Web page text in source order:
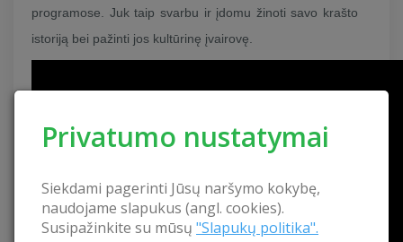
Privatumo nustatymai
Siekdami pagerinti Jūsų naršymo kokybę,
naudojame slapukus (angl. cookies).
Susipažinkite su mūsų "Slapukų politika".
programose. Juk taip svarbu ir įdomu žinoti savo krašto
istoriją bei pažinti jos kultūrinę įvairovę.